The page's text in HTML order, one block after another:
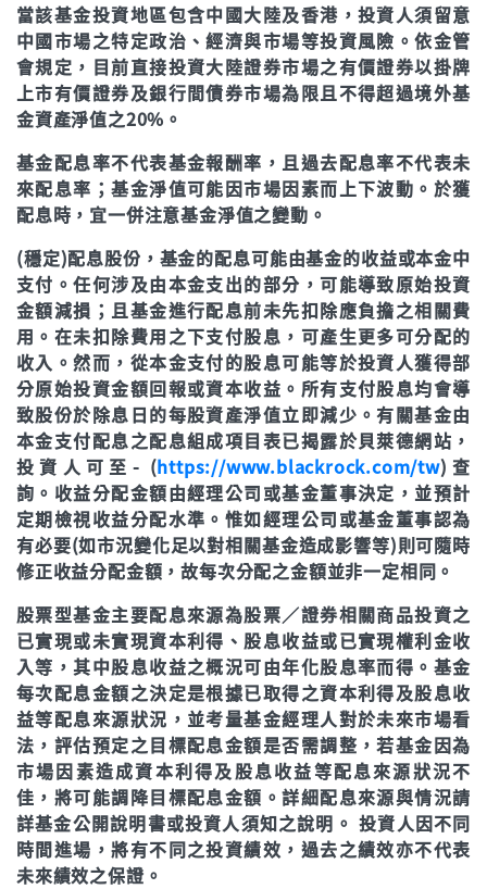
當該基金投資地區包含中國大陸及香港，投資人須留意
中國市場之特定政治、經濟與市場等投資風險。依金管
會規定，目前直接投資大陸證券市場之有價證券以掛牌
上市有價證券及銀行間債券市場為限且不得超過境外基
金資產淨值之20%。
基金配息率不代表基金報酬率，且過去配息率不代表未
來配息率；基金淨值可能因市場因素而上下波動。於獲
配息時，宜一併注意基金淨值之變動。
(穩定)配息股份，基金的配息可能由基金的收益或本金中
支付。任何涉及由本金支出的部分，可能導致原始投資
金額減損；且基金進行配息前未先扣除應負擔之相關費
用。在未扣除費用之下支付股息，可產生更多可分配的
收入。然而，從本金支付的股息可能等於投資人獲得部
分原始投資金額回報或資本收益。所有支付股息均會導
致股份於除息日的每股資產淨值立即減少。有關基金由
本金支付配息之配息組成項目表已揭露於貝萊德網站，
投資人可至- (https://www.blackrock.com/tw)查
詢。收益分配金額由經理公司或基金董事決定，並預計
定期檢視收益分配水準。惟如經理公司或基金董事認為
有必要(如市況變化足以對相關基金造成影響等)則可隨時
修正收益分配金額，故每次分配之金額並非一定相同。
股票型基金主要配息來源為股票／證券相關商品投資之
已實現或未實現資本利得、股息收益或已實現權利金收
入等，其中股息收益之概況可由年化股息率而得。基金
每次配息金額之決定是根據已取得之資本利得及股息收
益等配息來源狀況，並考量基金經理人對於未來市場看
法，評估預定之目標配息金額是否需調整，若基金因為
市場因素造成資本利得及股息收益等配息來源狀況不
佳，將可能調降目標配息金額。詳細配息來源與情況請
詳基金公開說明書或投資人須知之說明。 投資人因不同
時間進場，將有不同之投資績效，過去之績效亦不代表
未來績效之保證。